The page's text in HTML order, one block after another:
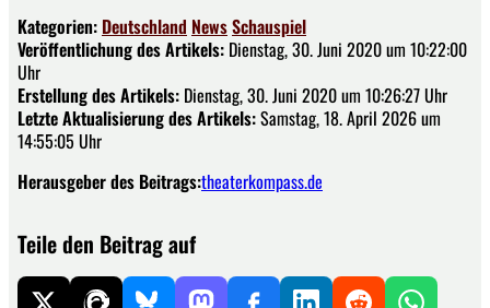
Kategorien: Deutschland NewsSchauspiel
Veröffentlichung des Artikels: Dienstag, 30. Juni 2020 um 10:22:00
Uhr
Erstellung des Artikels: Dienstag, 30. Juni 2020 um 10:26:27 Uhr
Letzte Aktualisierung des Artikels:Samstag, 18. April 2026 um
14:55:05 Uhr
Herausgeber des Beitrags:theaterkompass.de
Teile den Beitrag auf